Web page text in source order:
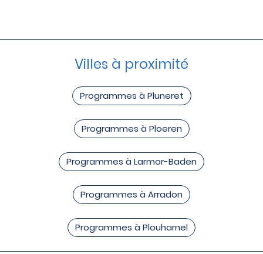
Villes à proximité
Programmes à Pluneret
Programmes à Ploeren
Programmes à Larmor-Baden
Programmes à Arradon
Programmes à Plouharnel